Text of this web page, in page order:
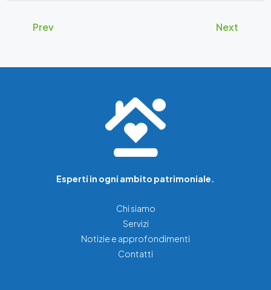
Prev Next
Esperti in ogni ambito patrimoniale.
Chi siamo
Servizi
Notizie e approfondimenti
Contatti